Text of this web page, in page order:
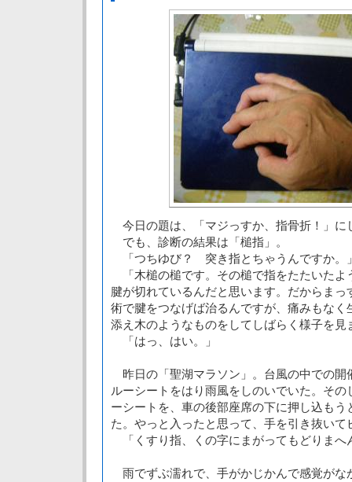
今日の題は、「マジっすか、指骨折！」に
でも、診断の結果は「槌指」。
「つちゆび？ 突き指とちゃうんですか。
「木槌の槌です。その槌で指をたたいたよ
腱が切れているんだと思います。だからま
術で腱をつなげば治るんですが、痛みもなく
添え木のようなものをしてしばらく様子を見
「はっ、はい。」
昨日の「聖湖マラソン」。台風の中での開
ルーシートをはり雨風をしのいでいた。そ
ーシートを、車の後部座席の下に押し込もう
た。やっと入ったと思って、手を引き抜いて
「くすり指、くの字にまがってもどりまへ
雨でずぶ濡れで、手がかじかんで感覚がな